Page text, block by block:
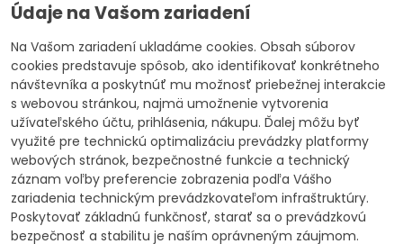
Údaje na Vašom zariadení
Na Vašom zariadení ukladáme cookies. Obsah súborov
cookies predstavuje spôsob, ako identifikovať konkrétneho
návštevníka a poskytnúť mu možnosť priebežnej interakcie
s webovou stránkou, najmä umožnenie vytvorenia
užívateľského účtu, prihlásenia, nákupu. Ďalej môžu byť
využité pre technickú optimalizáciu prevádzky platformy
webových stránok, bezpečnostné funkcie a technický
záznam voľby preferencie zobrazenia podľa Vášho
zariadenia technickým prevádzkovateľom infraštruktúry.
Poskytovať základnú funkčnosť, starať sa o prevádzkovú
bezpečnosť a stabilitu je naším oprávneným záujmom.